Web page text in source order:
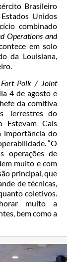
Brasileiro
Unidos
combinado
Operations and
em solo
da Louisiana,
Fort Polk / Joint
4 de agosto e
da comitiva
Terrestres do
Estevam Cals
importância do
“O
operações de
muito e com
principal, que
de técnicas,
coletivos.
muito a
bem como a